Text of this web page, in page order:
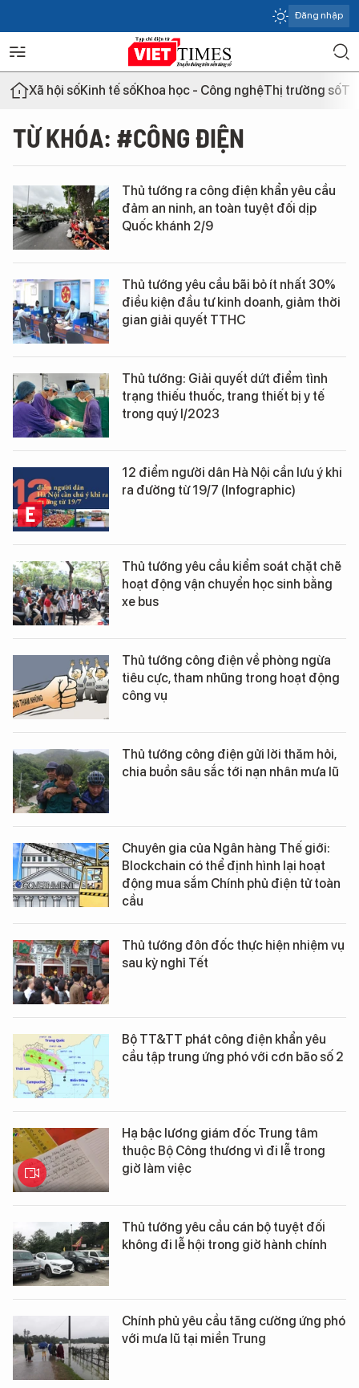
Đăng nhập
Xã hội sốKinh tế sốKhoa học - Công nghệThị trường số
TỪ KHÓA: #CÔNG ĐIỆN
Thủ tướng ra công điện khẩn yêu cầu
đảm an ninh, an toàn tuyệt đối dịp
Quốc khánh 2/9
Thủ tướng yêu cầu bãi bỏ ít nhất 30%
điều kiện đầu tư kinh doanh, giảm thời
gian giải quyết TTHC
Thủ tướng: Giải quyết dứt điểm tình
trạng thiếu thuốc, trang thiết bị y tế
trong quý I/2023
12 điểm người dân Hà Nội cần lưu ý khi
ra đường từ 19/7 (Infographic)
Thủ tướng yêu cầu kiểm soát chặt chẽ
hoạt động vận chuyển học sinh bằng
xe bus
Thủ tướng công điện về phòng ngừa
tiêu cực, tham nhũng trong hoạt động
công vụ
Thủ tướng công điện gửi lời thăm hỏi,
chia buồn sâu sắc tới nạn nhân mưa lũ
Chuyên gia của Ngân hàng Thế giới:
Blockchain có thể định hình lại hoạt
động mua sắm Chính phủ điện tử toàn
cầu
Thủ tướng đôn đốc thực hiện nhiệm vụ
sau kỳ nghỉ Tết
Bộ TT&TT phát công điện khẩn yêu
cầu tập trung ứng phó với cơn bão số 2
Hạ bậc lương giám đốc Trung tâm
thuộc Bộ Công thương vì đi lễ trong
giờ làm việc
Thủ tướng yêu cầu cán bộ tuyệt đối
không đi lễ hội trong giờ hành chính
Chính phủ yêu cầu tăng cường ứng phó
với mưa lũ tại miền Trung